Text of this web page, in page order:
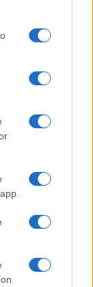
Scopriamo i
pratici per